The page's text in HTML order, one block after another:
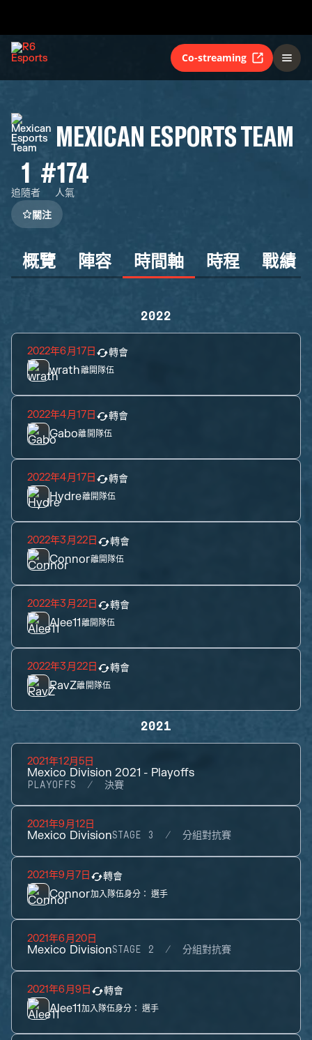
Co-streaming
MEXICAN ESPORTS TEAM
1
追隨者
#174
人氣
關注
概覽 陣容 時間軸 時程 戰績
2022
2022年6月17日 轉會
wrath離開隊伍
2022年4月17日 轉會
Gabo離開隊伍
2022年4月17日 轉會
Hydre離開隊伍
2022年3月22日 轉會
Connor離開隊伍
2022年3月22日 轉會
Alee11離開隊伍
2022年3月22日 轉會
RavZ離開隊伍
2021
2021年12月5日
Mexico Division 2021 - Playoffs
PLAYOFFS 決賽
2021年9月12日
Mexico DivisionSTAGE 3 分組對抗賽
2021年9月7日 轉會
Connor加入隊伍身分： 選手
2021年6月20日
Mexico DivisionSTAGE 2 分組對抗賽
2021年6月9日 轉會
Alee11加入隊伍身分： 選手